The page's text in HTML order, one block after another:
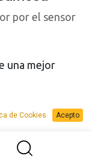
por el sensor
(n/p 8535).
para montar
una mejor
de Cookies Acepto